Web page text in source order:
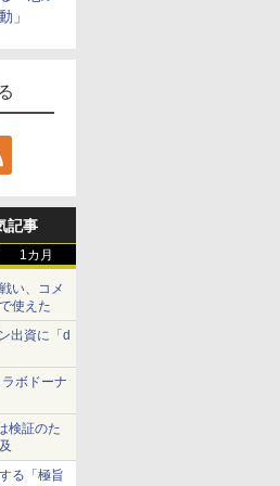
」
記事
1カ月
い、コメ
使えた
出資に「d
ボドーナ
検証のた
る「極旨